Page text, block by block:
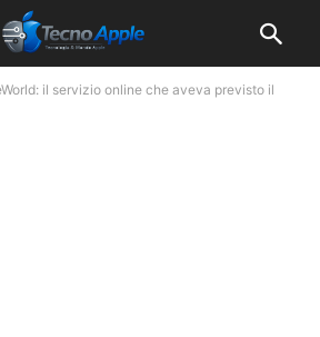
il servizio online che aveva previsto il